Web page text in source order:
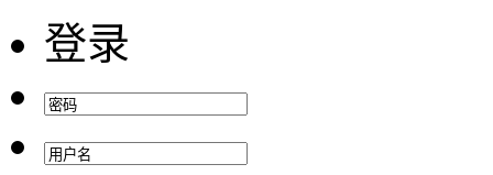
登录